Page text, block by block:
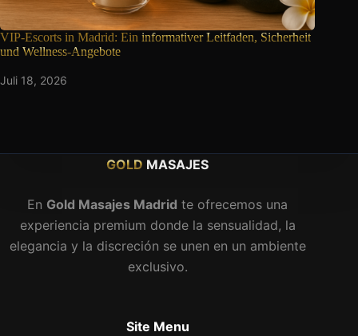
VIP-Escorts in Madrid: Ein informativer Leitfaden, Sicherheit
und Wellness-Angebote
Juli 18, 2026
GOLD MASAJES
En Gold Masajes Madrid te ofrecemos una
experiencia premium donde la sensualidad, la
elegancia y la discreción se unen en un ambiente
exclusivo.
Site Menu